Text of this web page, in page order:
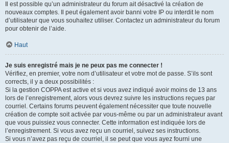
Il est possible qu’un administrateur du forum ait désactivé la création de
nouveaux comptes. Il peut également avoir banni votre IP ou interdit le nom
d’utilisateur que vous souhaitez utiliser. Contactez un administrateur du forum
pour obtenir de l’aide.
Haut
Je suis enregistré mais je ne peux pas me connecter !
Vérifiez, en premier, votre nom d’utilisateur et votre mot de passe. S’ils sont
corrects, il y a deux possibilités :
Si la gestion COPPA est active et si vous avez indiqué avoir moins de 13 ans
lors de l’enregistrement, alors vous devrez suivre les instructions reçues par
courriel. Certains forums peuvent également nécessiter que toute nouvelle
création de compte soit activée par vous-même ou par un administrateur avant
que vous puissiez vous connecter. Cette information est indiquée lors de
l’enregistrement. Si vous avez reçu un courriel, suivez ses instructions.
Si vous n’avez pas reçu de courriel, il se peut que vous ayez fourni une